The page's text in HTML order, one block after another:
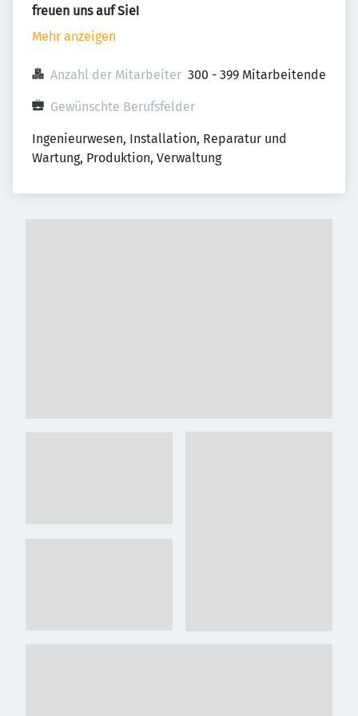
freuen uns auf Sie!
Mehr anzeigen
Anzahl der Mitarbeiter 300 - 399 Mitarbeitende
Gewünschte Berufsfelder
Ingenieurwesen, Installation, Reparatur und
Wartung, Produktion, Verwaltung